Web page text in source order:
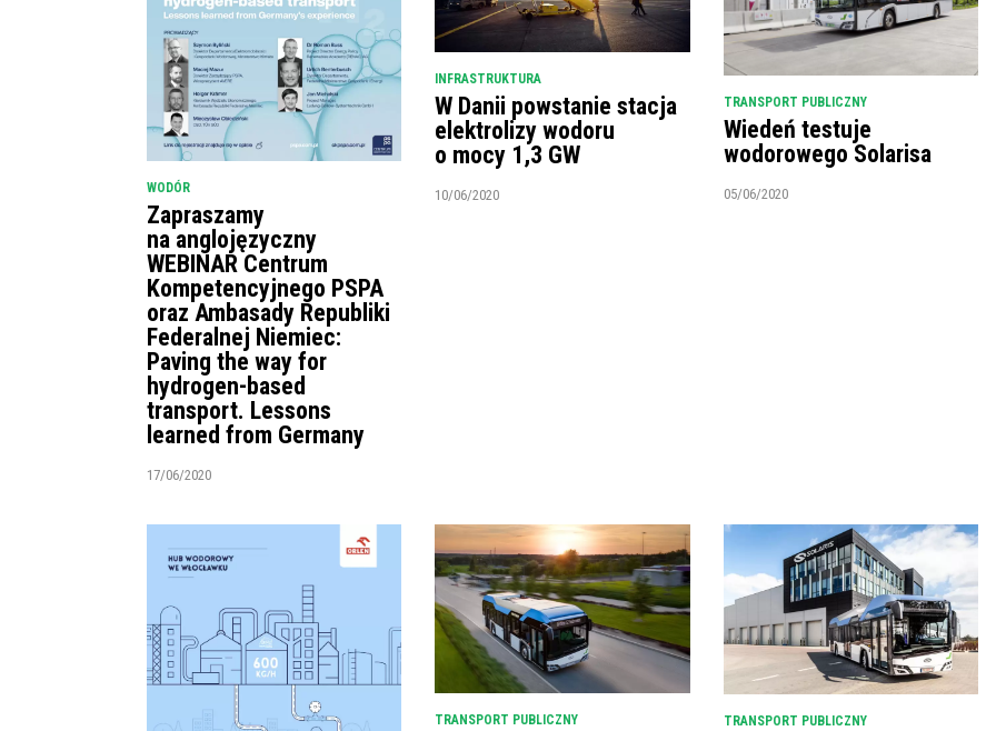
WODÓR
Zapraszamy
na anglojęzyczny
WEBINAR Centrum
Kompetencyjnego PSPA
oraz Ambasady Republiki
Federalnej Niemiec:
Paving the way for
hydrogen-based
transport. Lessons
learned from Germany
17/06/2020
INFRASTRUKTURA
W Danii powstanie stacja
elektrolizy wodoru
o mocy 1,3 GW
10/06/2020
TRANSPORT PUBLICZNY
Wiedeń testuje
wodorowego Solarisa
05/06/2020
TRANSPORT PUBLICZNY TRANSPORT PUBLICZNY